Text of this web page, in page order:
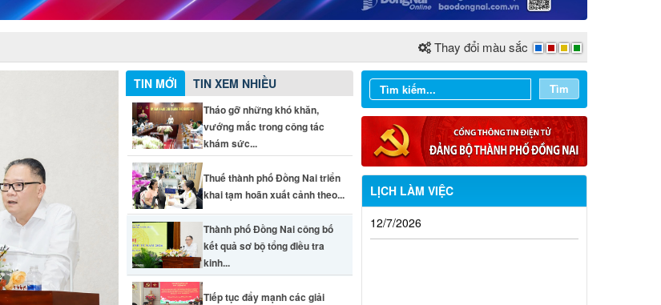
Thay đổi màu sắc
Tìm
LỊCH LÀM VIỆC
Từ ngày 03/8/2026 đến ngày
09/8/2026
TIN MỚI TIN XEM NHIỀU
Tháo gỡ những khó khăn,
vướng mắc trong công tác
khám sức...
Thuế thành phố Đồng Nai triển
khai tạm hoãn xuất cảnh theo...
Thành phố Đồng Nai công bố
kết quả sơ bộ tổng điều tra
kinh...
Tiếp tục đẩy mạnh các giải